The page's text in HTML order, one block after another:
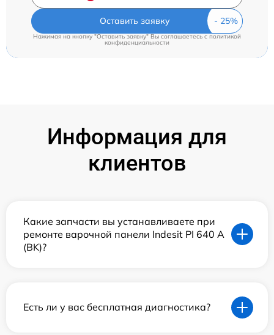
Оставить заявку
Нажимая на кнопку "Оставить заявку" Вы соглашаетесь cполитикой
конфиденциальности
Информация для
клиентов
Какие запчасти вы устанавливаете при
ремонте варочной панели Indesit PI 640 A
(BK)?
Есть ли у вас бесплатная диагностика?